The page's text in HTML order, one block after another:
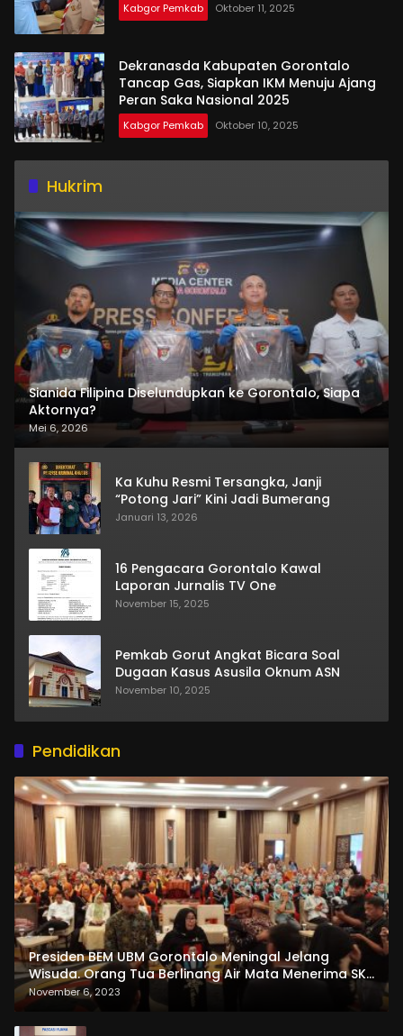
Kabgor Pemkab Oktober 11, 2025
Dekranasda Kabupaten Gorontalo
Tancap Gas, Siapkan IKM Menuju Ajang
Peran Saka Nasional 2025
Kabgor Pemkab Oktober 10, 2025
Hukrim
Sianida Filipina Diselundupkan ke Gorontalo, Siapa
Aktornya?
Mei 6, 2026
Ka Kuhu Resmi Tersangka, Janji
“Potong Jari” Kini Jadi Bumerang
Januari 13, 2026
16 Pengacara Gorontalo Kawal
Laporan Jurnalis TV One
November 15, 2025
Pemkab Gorut Angkat Bicara Soal
Dugaan Kasus Asusila Oknum ASN
November 10, 2025
Pendidikan
Presiden BEM UBM Gorontalo Meningal Jelang
Wisuda. Orang Tua Berlinang Air Mata Menerima SKL
dan Pemasangan Salempang
November 6, 2023